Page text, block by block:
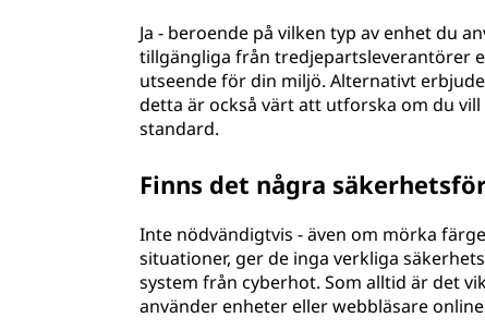
Ja - beroende på vilken typ av enhet du
tillgängliga från tredjepartsleverantörer
utseende för din miljö. Alternativt
detta är också värt att utforska om du
standard.
Finns det några
Inte nödvändigtvis - även om mörka
situationer, ger de inga verkliga
system från cyberhot. Som alltid är det
använder enheter eller webbläsare